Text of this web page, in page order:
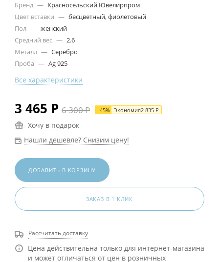
Бренд — Красносельский Ювелирпром
Цвет вставки — бесцветный, фиолетовый
Пол — женский
Средний вес — 2.6
Металл — Серебро
Проба — Ag 925
Все характеристики
3 465 Р 6 300Р -45% Экономия2 835 Р
Хочу в подарок
Нашли дешевле? Снизим цену!
ДОБАВИТЬ В КОРЗИНУ
ЗАКАЗ В 1 КЛИК
Рассчитать доставку
Цена действительна только для интернет-магазина
и может отличаться от цен в розничных